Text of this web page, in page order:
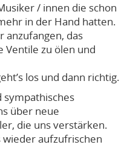
/ innen die schon
in der Hand hatten.
anzufangen, das
Ventile zu ölen und
los und dann richtig.
sympathisches
über neue
die uns verstärken.
aufzufrischen